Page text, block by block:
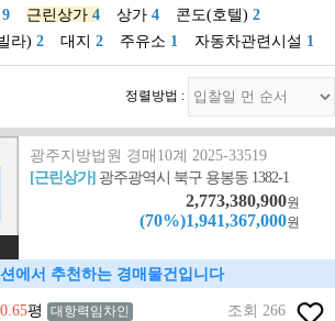
9 근린상가 4 상가 4 콘도(호텔) 2
라) 2 대지 2 주유소 1 자동차관련시설 1
정렬방법 :
광주지방법원 경매10계 2025-33519
[근린상가] 광주광역시 북구 용봉동 1382-1
2,773,380,900원
(70%)1,941,367,000원
에서 추천하는 경매물건입니다
평 대항력임차인 조회 266